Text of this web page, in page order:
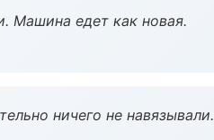
Машина едет как новая.
ничего не навязывали.